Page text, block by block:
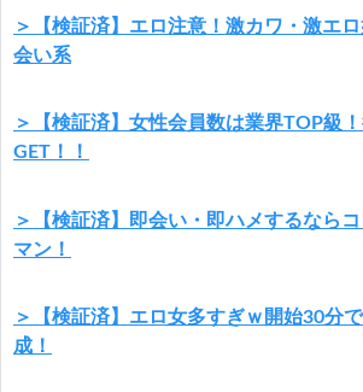
＞【検証済】エロ注意！激カワ・激エ
会い系
＞【検証済】女性会員数は業界TOP級
GET！！
＞【検証済】即会い・即ハメするなら
マン！
＞【検証済】エロ女多すぎｗ開始30分
成！